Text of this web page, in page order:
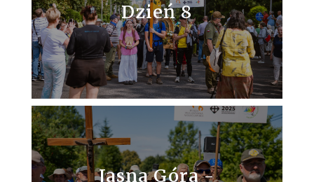
Dzień 8
Jasna Góra -